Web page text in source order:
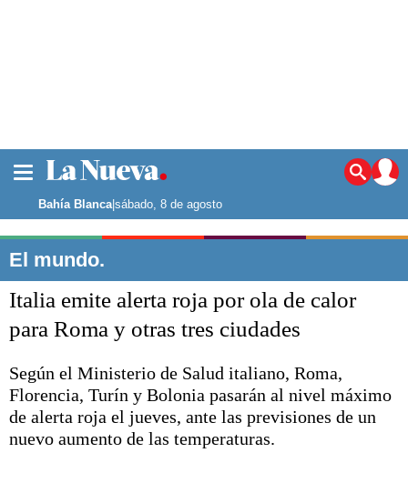
Noticias
La ciudad
Punta Alta
El mundo
Seguridad
Deportes
Escenario Olímpico
Liga del Sur
Básquetbol
Fútbol
Bahía Blanca|sábado, 8 de agosto
El mundo.
Italia emite alerta roja por ola de calor
para Roma y otras tres ciudades
Según el Ministerio de Salud italiano, Roma,
Florencia, Turín y Bolonia pasarán al nivel máximo
de alerta roja el jueves, ante las previsiones de un
nuevo aumento de las temperaturas.